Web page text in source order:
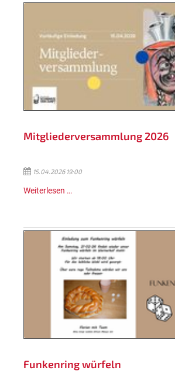
Mitgliederversammlung 2026
15.04.2026 19:00
Weiterlesen …
Funkenring würfeln